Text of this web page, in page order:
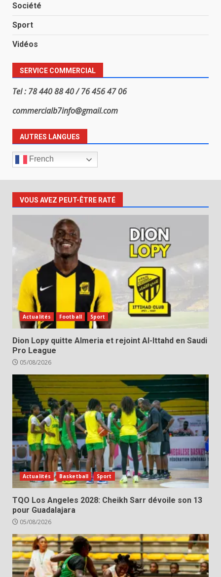
Société
Sport
Vidéos
SERVICE COMMERCIAL
Tel : 78 440 88 40 / 76 456 47 06
commercialb7info@gmail.com
AUTRES LANGUES
French
VOUS AVEZ PEUT-ÊTRE RATÉ
Actualités Football Sport
Dion Lopy quitte Almeria et rejoint Al-Ittahd en Saudi
Pro League
05/08/2026
Actualités Basketball Sport
TQO Los Angeles 2028: Cheikh Sarr dévoile son 13
pour Guadalajara
05/08/2026